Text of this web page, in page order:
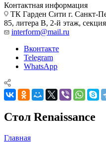
Контактная информация
ТК Гарден Сити г. Санкт-
85, литера В, 2-й этаж,
interform@mail.ru
Вконтакте
Telegram
WhatsApp
Стол Renaissance
Главная